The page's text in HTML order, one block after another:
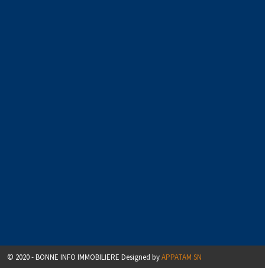
© 2020 - BONNE INFO IMMOBILIERE Designed byAPPATAM SN